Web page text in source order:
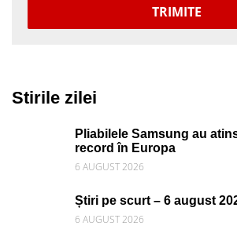
TRIMITE
Stirile zilei
Pliabilele Samsung au
record în Europa
6 AUGUST 2026
Știri pe scurt – 6 august
6 AUGUST 2026